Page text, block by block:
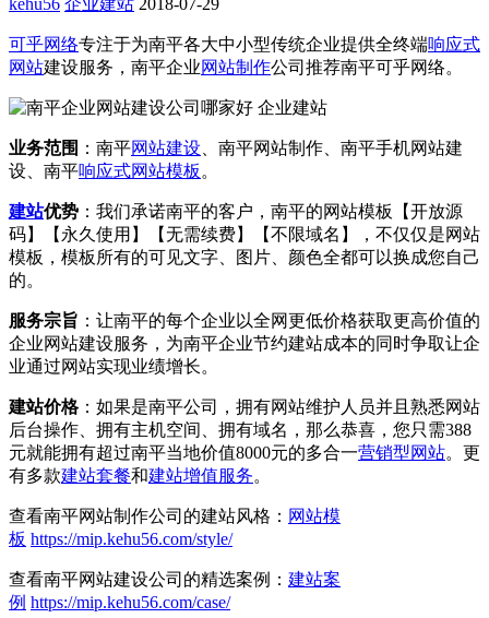
kehu56 企业建站 2018-07-29
可乎网络专注于为南平各大中小型传统企业提供全终端响应式
网站建设服务，南平企业网站制作公司推荐南平可乎网络。
业务范围 ：南平网站建设 、南平网站制作、南平手机网站建
设、南平响应式网站模板 。
建站优势 ：我们承诺南平的客户，南平的网站模板【开放源
码】【永久使用】【无需续费】【不限域名】，不仅仅是网站
模板，模板所有的可见文字、图片、颜色全都可以换成您自己
的。
服务宗旨 ：让南平的每个企业以全网更低价格获取更高价值的
企业网站建设服务，为南平企业节约建站成本的同时争取让企
业通过网站实现业绩增长。
建站价格：如果是南平公司，拥有网站维护人员并且熟悉网站
后台操作、拥有主机空间、拥有域名，那么恭喜，您只需388
元就能拥有超过南平当地价值8000元的多合一营销型网站。更
有多款建站套餐和建站增值服务。
查看南平网站制作公司的建站风格： 网站模
板 https://mip.kehu56.com/style/
查看南平网站建设公司的精选案例： 建站案
例 https://mip.kehu56.com/case/